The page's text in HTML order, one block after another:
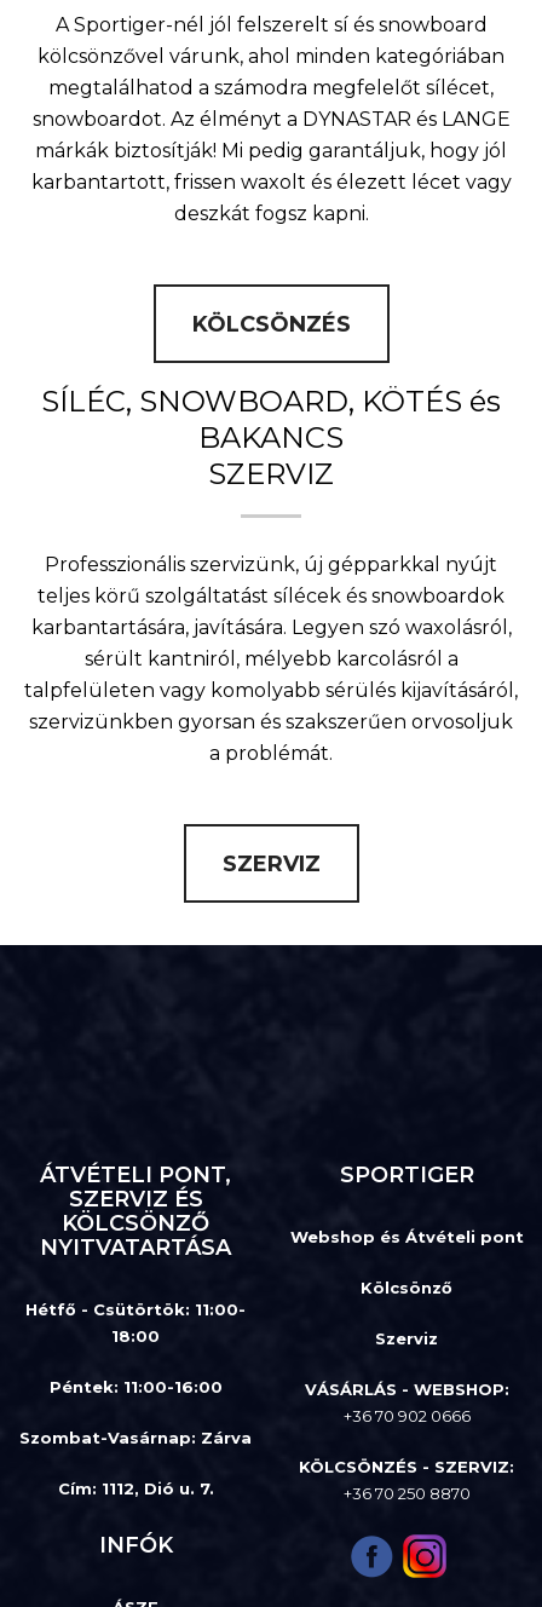
A Sportiger-nél jól felszerelt sí és snowboard
kölcsönzővel várunk, ahol minden kategóriában
megtalálhatod a számodra megfelelőt sílécet,
snowboardot. Az élményt a DYNASTAR és LANGE
márkák biztosítják! Mi pedig garantáljuk, hogy jól
karbantartott, frissen waxolt és élezett lécet vagy
deszkát fogsz kapni.
KÖLCSÖNZÉS
SÍLÉC, SNOWBOARD, KÖTÉS és
BAKANCS
SZERVIZ
Professzionális szervizünk, új gépparkkal nyújt
teljes körű szolgáltatást sílécek és snowboardok
karbantartására, javítására. Legyen szó waxolásról,
sérült kantniról, mélyebb karcolásról a
talpfelületen vagy komolyabb sérülés kijavításáról,
szervizünkben gyorsan és szakszerűen orvosoljuk
a problémát.
SZERVIZ
ÁTVÉTELI PONT,
SZERVIZ ÉS
KÖLCSÖNZŐ
NYITVATARTÁSA
Hétfő - Csütörtök: 11:00-
18:00
Péntek: 11:00-16:00
Szombat-Vasárnap: Zárva
Cím: 1112, Dió u. 7.
SPORTIGER
Webshop és Átvételi pont
Kölcsönző
Szerviz
VÁSÁRLÁS - WEBSHOP:
+36 70 902 0666
KÖLCSÖNZÉS - SZERVIZ:
+36 70 250 8870
INFÓK